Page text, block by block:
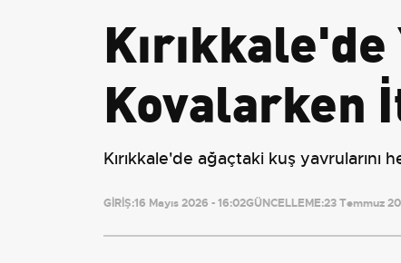
Kırıkkale'de
Kovalarken
Kırıkkale'de ağaçtaki kuş yavrularını
GİRİŞ:16 Mayıs 2026 - 16:02GÜNCELLEME:23 Temmuz